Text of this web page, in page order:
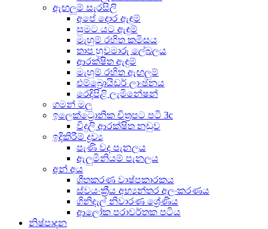
ඇඟලුම් සැරසිලි
අපේ දොර ඇඳුම්
සුමට යට ඇඳුම්
මැහුම් රහිත කමිසය
තාප හුවමාරු ලේබලය
ආරක්ෂිත ඇඳුම්
මැහුම් රහිත ඇඟලුම්
එම්බ්‍රොයිඩර් ලාංඡනය
රෙදිපිළි ලැමිනේෂන්
ගමන් මලු
ඉලෙක්ට්‍රොනික චිත්‍රපට පටි 3c
විදුලි ආරක්ෂිත නඩුව
ඉදිකිරීම් ද්‍රව්‍ය
පැණි වද පැනලය
ඇලුමිනියම් පැනලය
අන් අය
ශීතකරණ වාෂ්පකාරකය
ස්වයංක්‍රීය අභ්‍යන්තර අලංකරණය
ගිනිදැල් නිවාරණ ශ්‍රේණිය
ආලෝක පරාවර්තක පටිය
නිෂ්පාදන